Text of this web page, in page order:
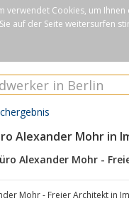
verwendet Cookies, um
auf der Seite weitersurfen
Alexander Mohr in
Alexander Mohr -
Mohr - Freier Architekt in